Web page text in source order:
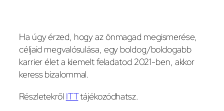
Ha úgy érzed, hogy az önmagad megismerése,
céljaid megvalósulása, egy boldog/boldogabb
karrier élet a kiemelt feladatod 2021-ben, akkor
keress bizalommal.
Részletekről ITTtájékozódhatsz.